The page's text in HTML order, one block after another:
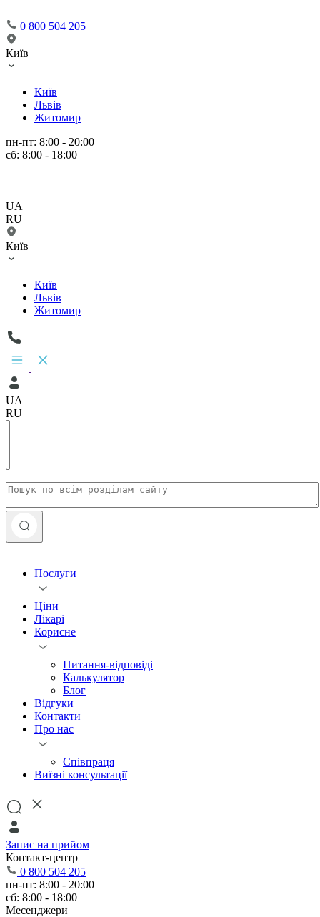
0 800 504 205
Київ
Київ
Львів
Житомир
пн-пт: 8:00 - 20:00
сб: 8:00 - 18:00
UA
RU
Київ
Київ
Львів
Житомир
UA
RU
Послуги
Ціни
Лікарі
Корисне
Питання-відповіді
Калькулятор
Блог
Відгуки
Контакти
Про нас
Співпраця
Виїзні консультації
Запис на прийом
Контакт-центр
0 800 504 205
пн-пт: 8:00 - 20:00
сб: 8:00 - 18:00
Месенджери